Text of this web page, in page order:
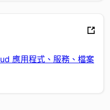
應用程式、服務、檔案